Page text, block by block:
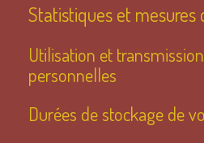
Statistiques et mesures
Utilisation et
personnelles
Durées de stockage de